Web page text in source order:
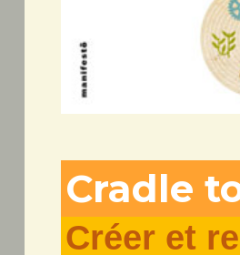
Cradle
Créer et